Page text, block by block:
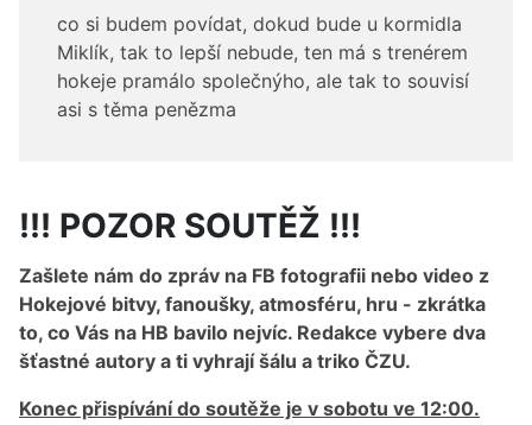
co si budem povídat, dokud bude u kormidla
Miklík, tak to lepší nebude, ten má s trenérem
hokeje pramálo společnýho, ale tak to souvisí
asi s těma penězma
!!! POZOR SOUTĚŽ !!!
Zašlete nám do zpráv na FB fotografii nebo video z
Hokejové bitvy, fanoušky, atmosféru, hru - zkrátka
to, co Vás na HB bavilo nejvíc. Redakce vybere dva
šťastné autory a ti vyhrají šálu a triko ČZU.
Konec přispívání do soutěže je v sobotu ve 12:00.